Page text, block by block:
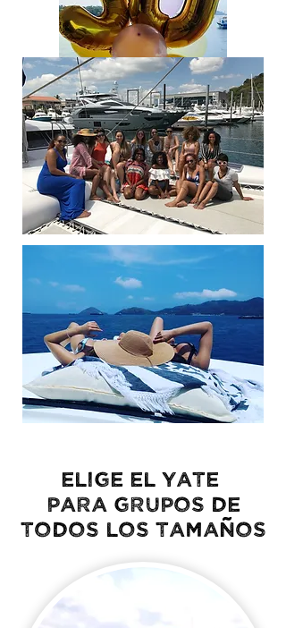
ELIGE EL YATE
PARA GRUPOS DE
TODOS LOS TAMAÑOS